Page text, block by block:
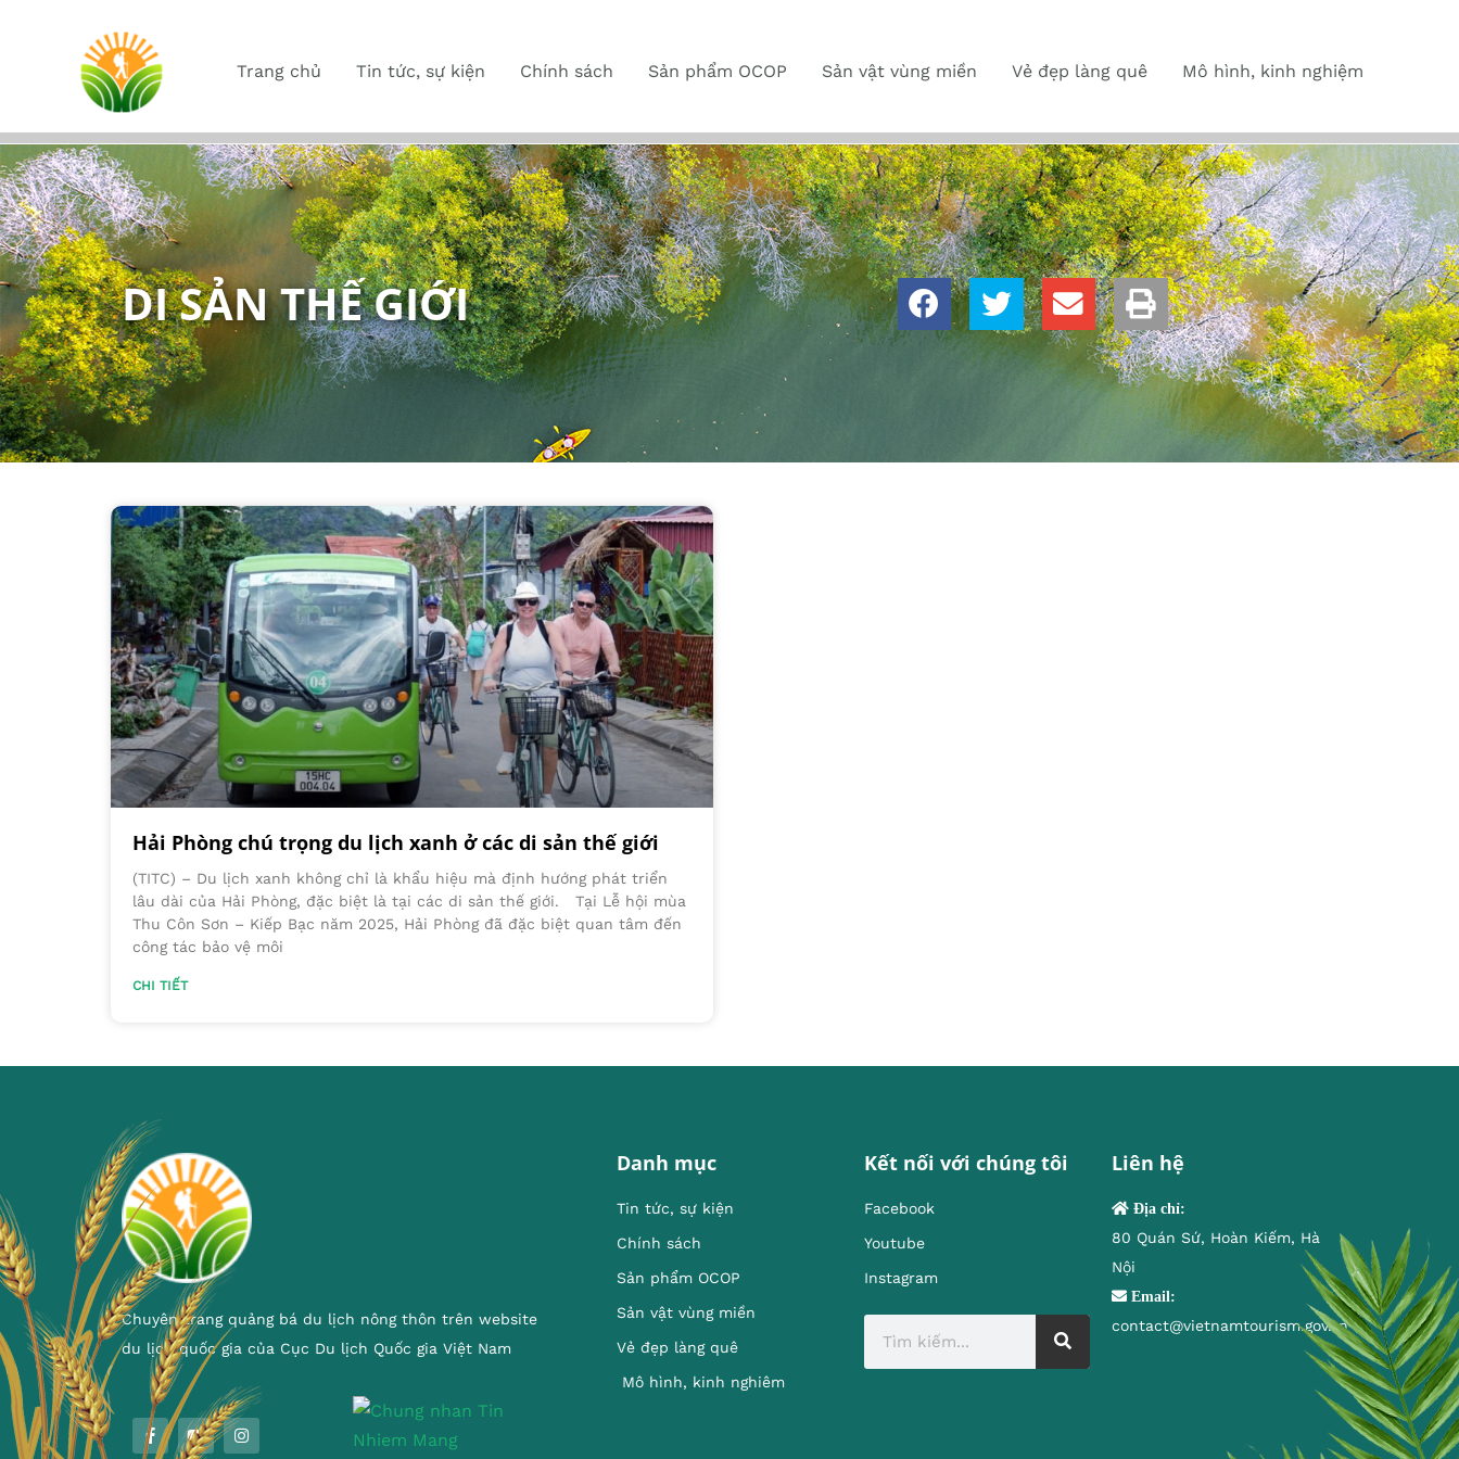
Trang chủ Tin tức, sự kiện Chính sách Sản phẩm OCOP Sản vật vùng miền Vẻ đẹp làng quê Mô hình, kinh nghiệm
DI SẢN THẾ GIỚI
Hải Phòng chú trọng du lịch xanh ở các di sản thế giới
(TITC) – Du lịch xanh không chỉ là khẩu hiệu mà định hướng phát triển
lâu dài của Hải Phòng, đặc biệt là tại các di sản thế giới. Tại Lễ hội mùa
Thu Côn Sơn – Kiếp Bạc năm 2025, Hải Phòng đã đặc biệt quan tâm đến
công tác bảo vệ môi
CHI TIẾT
Chuyên trang quảng bá du lịch nông thôn trên website
du lịch quốc gia của Cục Du lịch Quốc gia Việt Nam
Danh mục
Tin tức, sự kiện
Chính sách
Sản phẩm OCOP
Sản vật vùng miền
Vẻ đẹp làng quê
Mô hình, kinh nghiêm
Kết nối với chúng tôi
Facebook
Youtube
Instagram
Liên hệ
Địa chỉ:
80 Quán Sứ, Hoàn Kiếm, Hà
Nội
Email:
contact@vietnamtourism.gov.vn